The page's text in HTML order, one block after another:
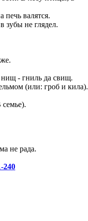
печь валятся.
зубы не глядел.
нищ - гниль да свищ.
(или: гроб и кила).
не рада.
240